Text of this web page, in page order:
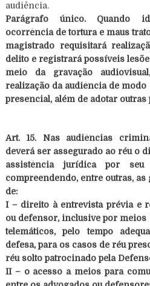
audiência.
Parágrafo único. Quando
ocorrência de tortura e maus
magistrado requisitará
delito e registrará possíveis
meio da gravação
realização da audiência de modo
presencial, além de adotar
Art. 15. Nas audiências
deverá ser assegurado ao réu o
assistência jurídica por seu
compreendendo, entre outras, as
de:
I – direito à entrevista prévia e
ou defensor, inclusive por meios
telemáticos, pelo tempo
defesa, para os casos de réu
réu solto patrocinado pela
II – o acesso a meios para